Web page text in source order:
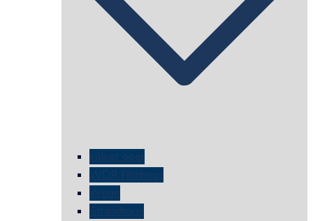
kölner oper
WDR Filmhaus
Wege
Strandhaus